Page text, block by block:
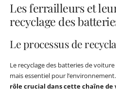
Les ferrailleurs et
recyclage des
Le processus de
Le recyclage des batteries de
mais essentiel pour l’environnement.
rôle crucial dans cette chaîne de